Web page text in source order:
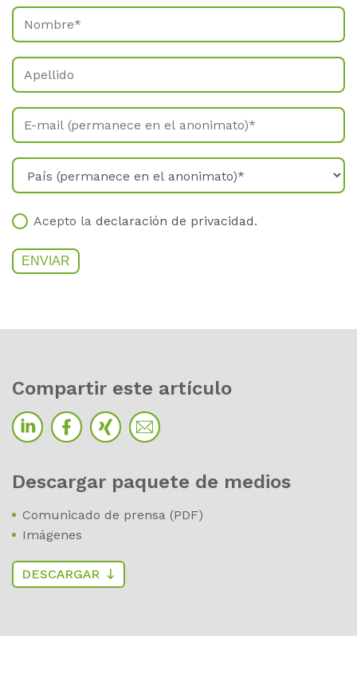
Acepto la declaración de privacidad.
Com­par­tir este ar­tí­cu­lo
Des­car­gar paque­te de me­di­os
Comunicado de prensa (PDF)
Imágenes
DESCARGAR